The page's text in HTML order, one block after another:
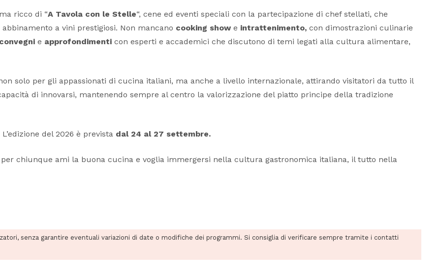
ricco di “A Tavola con le Stelle“, cene ed eventi speciali con la partecipazione di chef stellati, che
a vini prestigiosi. Non mancano cooking showe intrattenimento, con dimostrazioni culinarie
convegni e approfondimenti con esperti e accademici che discutono di temi legati alla cultura alimentare,
solo per gli appassionati di cucina italiani, ma anche a livello internazionale, attirando visitatori da tutto il
di innovarsi, mantenendo sempre al centro la valorizzazione del piatto principe della tradizione
del 2026 è prevista dal 24 al 27 settembre.
per chiunque ami la buona cucina e voglia immergersi nella cultura gastronomica italiana, il tutto nella
senza garantire eventuali variazioni di date o modifiche dei programmi. Si consiglia di verificare sempre tramite i contatti